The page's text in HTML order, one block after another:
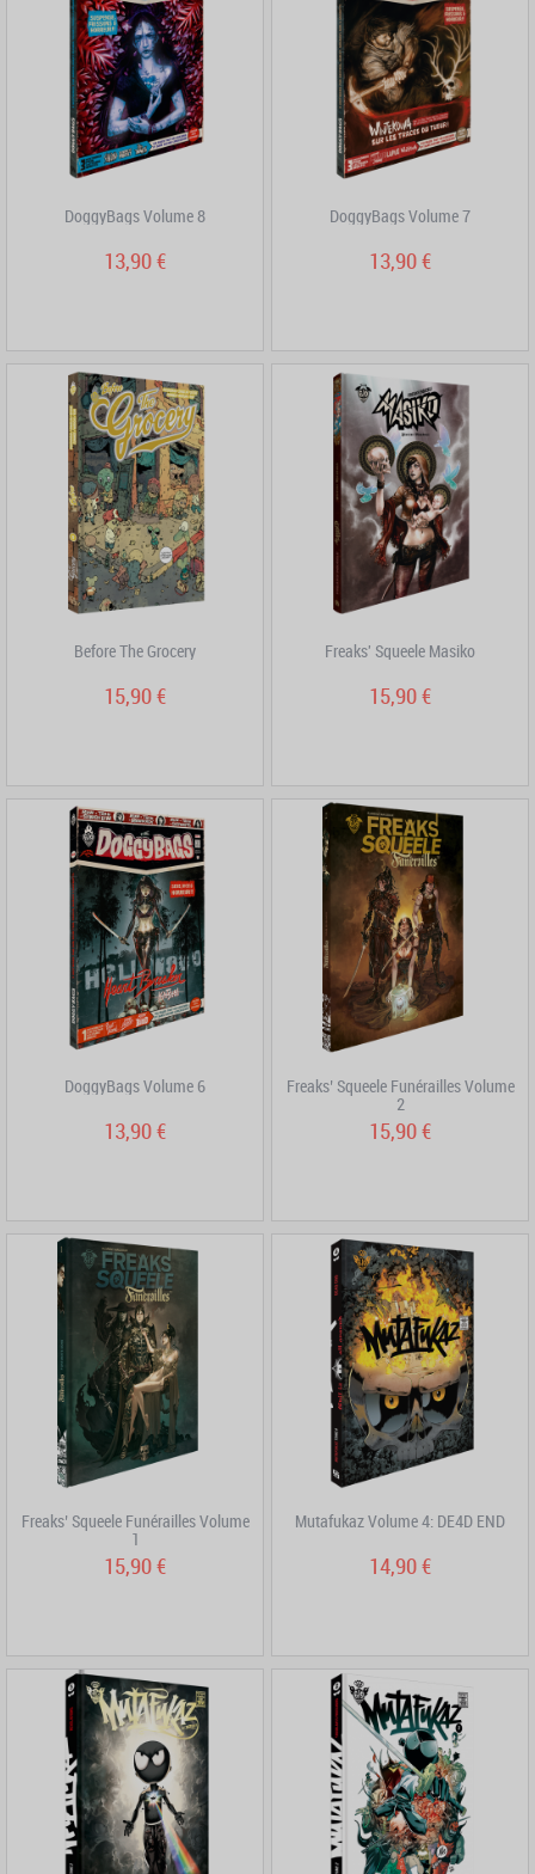
DoggyBags Volume 8
13,90 €
DoggyBags Volume 7
13,90 €
Before The Grocery
15,90 €
Freaks' Squeele Masiko
15,90 €
DoggyBags Volume 6
13,90 €
Freaks’ Squeele Funérailles Volume
2
15,90 €
Freaks’ Squeele Funérailles Volume
1
15,90 €
Mutafukaz Volume 4: DE4D END
14,90 €